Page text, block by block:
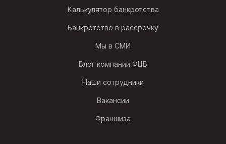
Калькулятор банкротства
Банкротство в рассрочку
Мы в СМИ
Блог компании ФЦБ
Наши сотрудники
Вакансии
Франшиза